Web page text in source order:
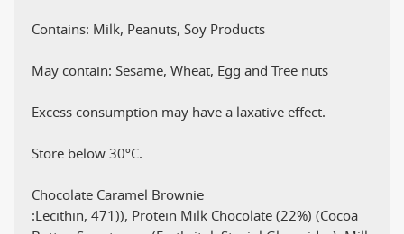
Contains: Milk, Peanuts, Soy Products
May contain: Sesame, Wheat, Egg and Tree nuts
Excess consumption may have a laxative effect.
Store below 30ºC.
Chocolate Caramel Brownie
:Lecithin, 471)), Protein Milk Chocolate (22%) (Cocoa